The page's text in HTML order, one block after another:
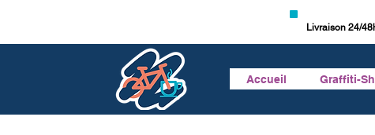
Livraison 24/
Accueil Graffiti-